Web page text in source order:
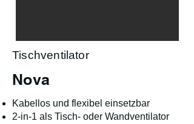
Tischventilator
Nova
Kabellos und flexibel einsetzbar
2-in-1 als Tisch- oder Wandventilator